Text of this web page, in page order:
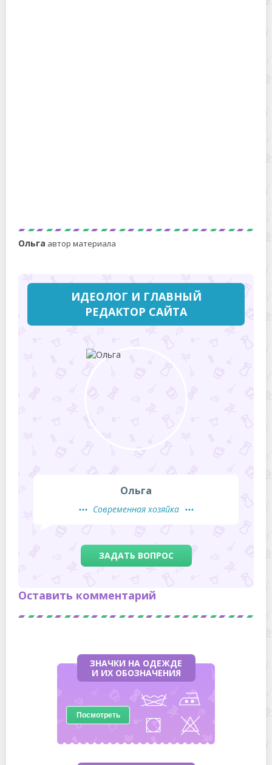
Ольга автор материала
ИДЕОЛОГ И ГЛАВНЫЙ
РЕДАКТОР САЙТА
Ольга
Современная хозяйка
ЗАДАТЬ ВОПРОС
Оставить комментарий
ЗНАЧКИ НА ОДЕЖДЕ
И ИХ ОБОЗНАЧЕНИЯ
Посмотреть